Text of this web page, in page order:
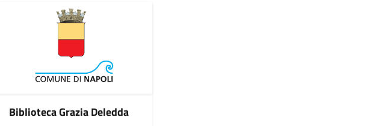
Biblioteca Grazia Deledda